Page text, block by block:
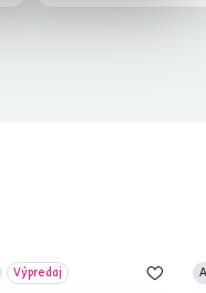
Výpredaj